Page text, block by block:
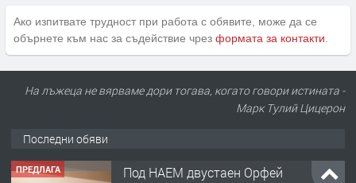
Ако изпитвате трудност при работа с обявите, може да се
обърнете към нас за съдействие чрез формата за контакти
На лъжеца не вярваме дори тогава, когато говори истината -
Марк Тулий Цицерон
Последни обяви
ПРЕДЛАГА
Нов апартамент на ул. Липа до